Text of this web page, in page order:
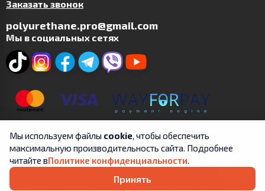
Заказать звонок
polyurethane.pro@gmail.com
Мы в социальных сетях
Copyright © 2019-2025 | ФЛП Цит А.В. | Все права
защищены.
Правила обработки и личной
Мы используем файлы cookie, чтобы обеспечить
максимальную производительность сайта. Подробнее
читайте вПолитике конфиденциальности.
Принять